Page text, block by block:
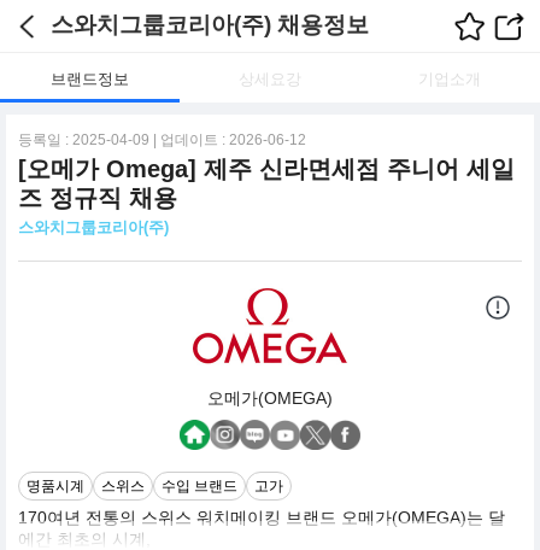
스와치그룹코리아(주) 채용정보
브랜드정보 상세요강 기업소개
등록일 : 2025-04-09 | 업데이트 : 2026-06-12
[오메가 Omega] 제주 신라면세점 주니어 세일
즈 정규직 채용
스와치그룹코리아(주)
오메가(OMEGA)
명품시계 스위스 수입 브랜드 고가
170여년 전통의 스위스 워치메이킹 브랜드 오메가(OMEGA)는 달
에간 최초의 시계,